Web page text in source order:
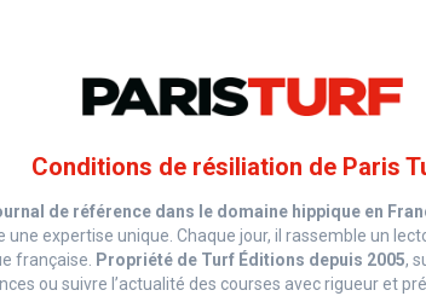
Conditions de résiliation de Paris
de référence dans le domaine hippique en
expertise unique. Chaque jour, il rassemble un
française.
Propriété de Turf Éditions depuis 2005,
ou suivre l’actualité des courses avec rigueur et